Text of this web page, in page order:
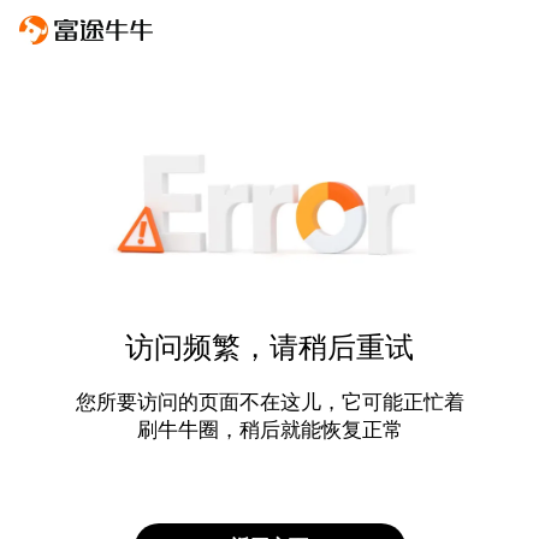
访问频繁，请稍后重试
您所要访问的页面不在这儿，它可能正忙着
刷牛牛圈，稍后就能恢复正常